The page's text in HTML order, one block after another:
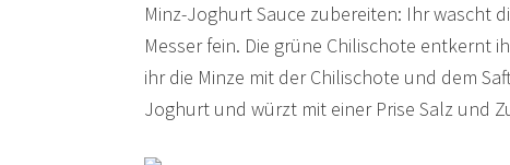
Minz-Joghurt Sauce zubereiten: Ihr wascht
Messer fein. Die grüne Chilischote entkernt
ihr die Minze mit der Chilischote und dem
Joghurt und würzt mit einer Prise Salz und